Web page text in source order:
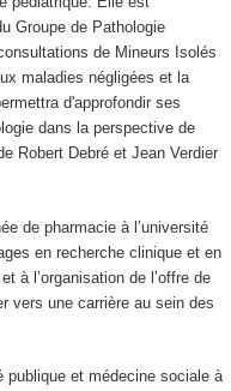
Groupe de Pathologie
de Mineurs Isolés
maladies négligées et la
d'approfondir ses
dans la perspective de
Robert Debré et Jean Verdier
de pharmacie à l’université
en recherche clinique et en
à l’organisation de l’offre de
vers une carrière au sein des
et médecine sociale à